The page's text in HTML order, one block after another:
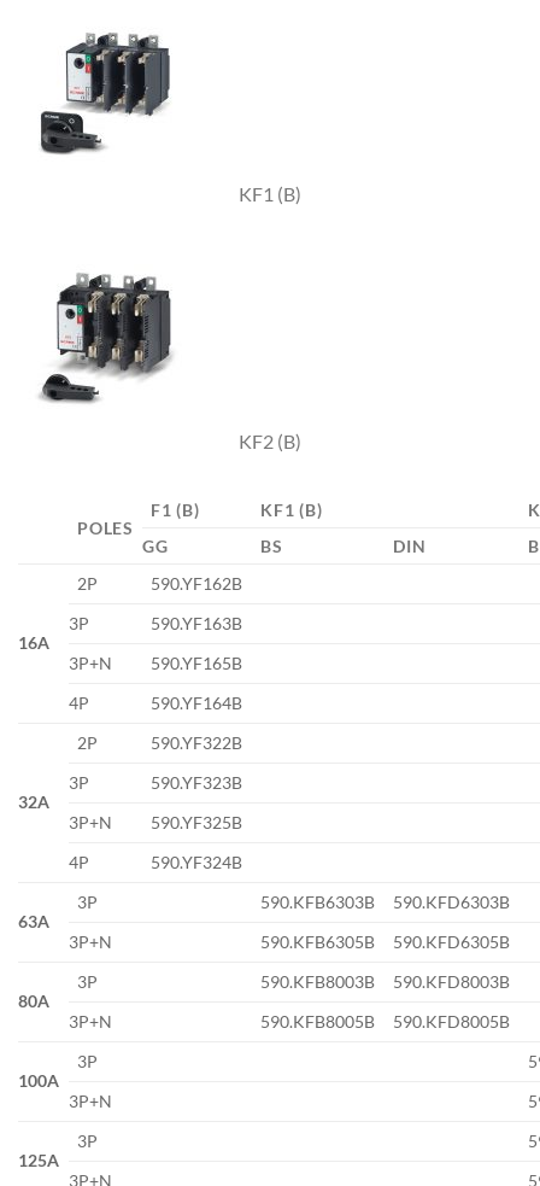
KF1 (B)
KF2 (B)
POLES
F1 (B) KF1 (B)
GG
BS DIN
16A
2P
590.YF162B
3P
590.YF163B
3P+N
590.YF165B
4P
590.YF164B
32A
2P
590.YF322B
3P
590.YF323B
3P+N
590.YF325B
4P
590.YF324B
63A
3P 590.KFB6303B
590.KFD6303B
3P+N
590.KFB6305B 590.KFD6305B
80A
3P 590.KFB8003B
590.KFD8003B
3P+N
590.KFB8005B 590.KFD8005B
100A
3P
3P+N
125A
3P
3P+N